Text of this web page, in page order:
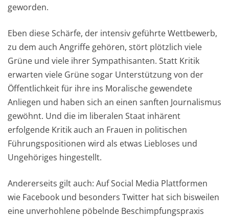
geworden.
Eben diese Schärfe, der intensiv geführte Wettbewerb,
zu dem auch Angriffe gehören, stört plötzlich viele
Grüne und viele ihrer Sympathisanten. Statt Kritik
erwarten viele Grüne sogar Unterstützung von der
Öffentlichkeit für ihre ins Moralische gewendete
Anliegen und haben sich an einen sanften Journalismus
gewöhnt. Und die im liberalen Staat inhärent
erfolgende Kritik auch an Frauen in politischen
Führungspositionen wird als etwas Liebloses und
Ungehöriges hingestellt.
Andererseits gilt auch: Auf Social Media Plattformen
wie Facebook und besonders Twitter hat sich bisweilen
eine unverhohlene pöbelnde Beschimpfungspraxis